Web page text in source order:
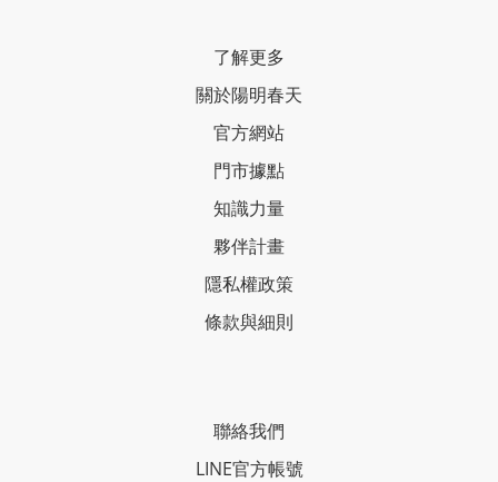
了解更多
關於陽明春天
官方網站
門市據點
知識力量
夥伴計畫
隱私權政策
條款與細則
聯絡我們
LINE官方帳號